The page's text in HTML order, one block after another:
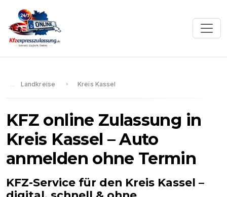
Landkreise Kreis Kassel
KFZ online Zulassung in
Kreis Kassel – Auto
anmelden ohne Termin
KFZ-Service für den Kreis Kassel –